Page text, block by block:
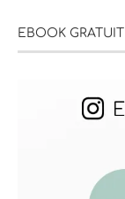
EBOOK GRATUIT